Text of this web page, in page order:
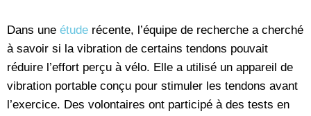
Dans une étude récente, l’équipe de recherche a cherché
à savoir si la vibration de certains tendons pouvait
réduire l’effort perçu à vélo. Elle a utilisé un appareil de
vibration portable conçu pour stimuler les tendons avant
l’exercice. Des volontaires ont participé à des tests en